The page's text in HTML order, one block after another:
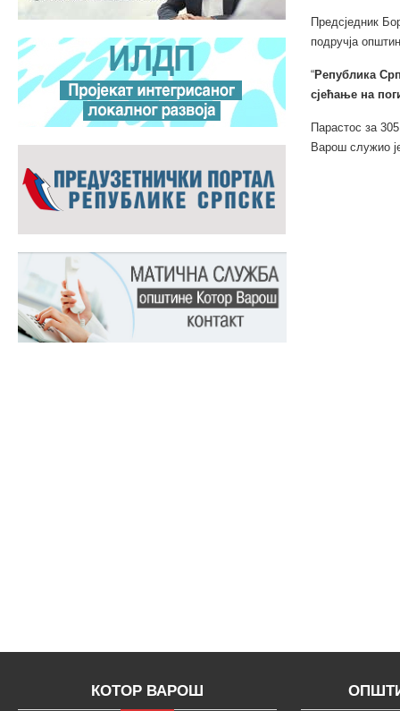
Предсједник
подручја
“Република
сјећање на
Парастос за
Варош служио
КОТОР ВАРОШ